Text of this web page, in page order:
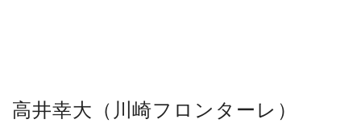
高井幸大（川崎フロンターレ）